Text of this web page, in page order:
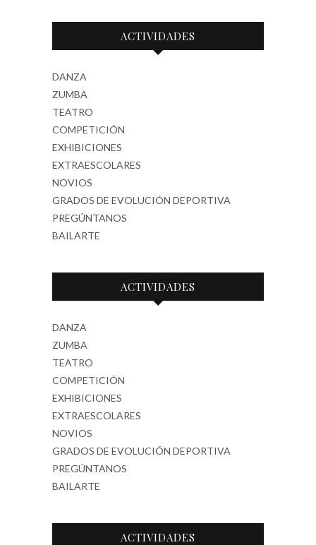
ACTIVIDADES
DANZA
ZUMBA
TEATRO
COMPETICIÓN
EXHIBICIONES
EXTRAESCOLARES
NOVIOS
GRADOS DE EVOLUCIÓN DEPORTIVA
PREGÚNTANOS
BAILARTE
ACTIVIDADES
DANZA
ZUMBA
TEATRO
COMPETICIÓN
EXHIBICIONES
EXTRAESCOLARES
NOVIOS
GRADOS DE EVOLUCIÓN DEPORTIVA
PREGÚNTANOS
BAILARTE
ACTIVIDADES